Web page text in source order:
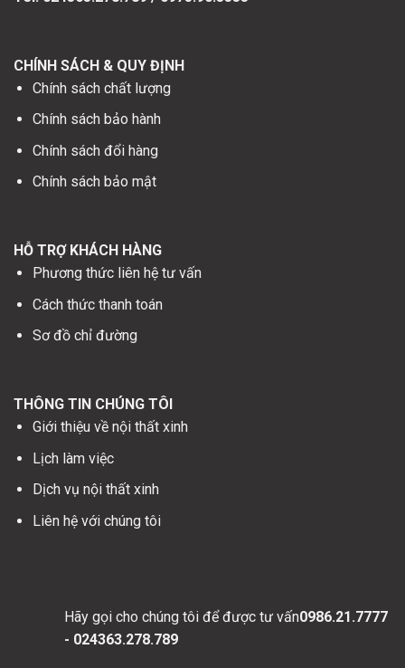
CHÍNH SÁCH & QUY ĐỊNH
Chính sách chất lượng
Chính sách bảo hành
Chính sách đổi hàng
Chính sách bảo mật
HỖ TRỢ KHÁCH HÀNG
Phương thức liên hệ tư vấn
Cách thức thanh toán
Sơ đồ chỉ đường
THÔNG TIN CHÚNG TÔI
Giới thiệu về nội thất xinh
Lịch làm việc
Dịch vụ nội thất xinh
Liên hệ với chúng tôi
Hãy gọi cho chúng tôi để được tư vấn0986.21.7777
- 024363.278.789